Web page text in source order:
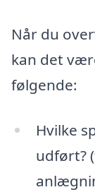
Når du
kan det
følgende:
Hvilke
udført?